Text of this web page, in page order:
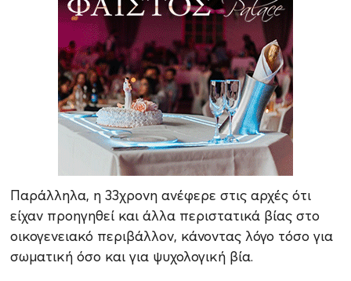
Παράλληλα, η 33χρονη ανέφερε στις αρχές ότι
είχαν προηγηθεί και άλλα περιστατικά βίας στο
οικογενειακό περιβάλλον, κάνοντας λόγο τόσο για
σωματική όσο και για ψυχολογική βία.